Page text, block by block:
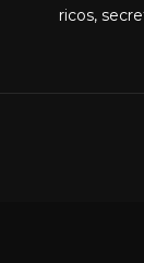
ricos,